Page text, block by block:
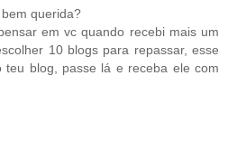
querida?
em vc quando recebi mais um
10 blogs para repassar, esse
teu blog, passe lá e receba ele com